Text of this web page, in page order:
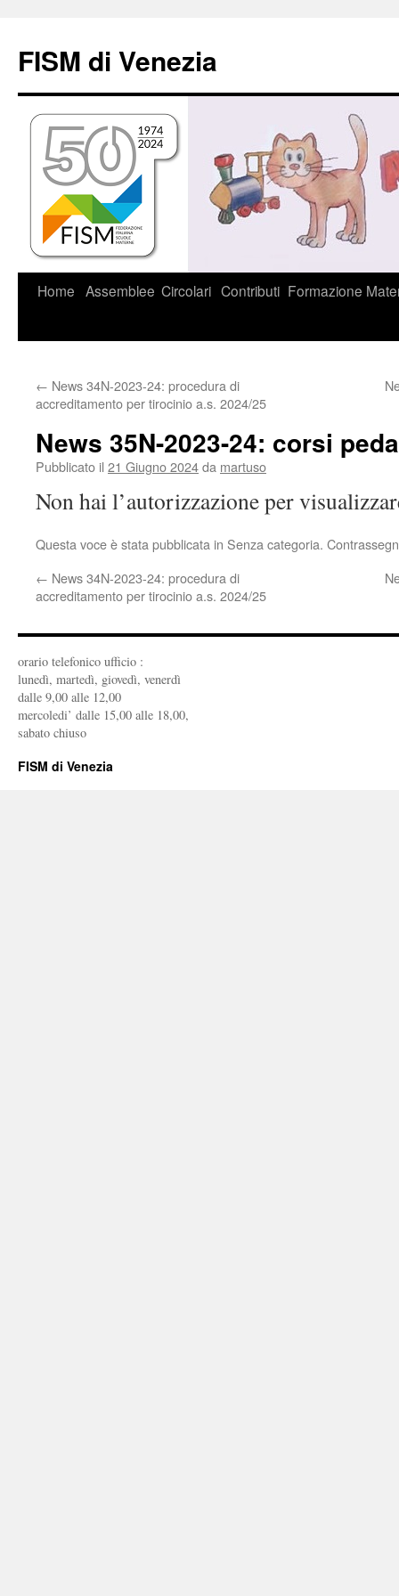
contenuto
FISM di Venezia
Home Assemblee Circolari Contributi Formazione
← News 34N-2023-24: procedura di
accreditamento per tirocinio a.s. 2024/25
News 35N-2023-24: corsi
Pubblicato il 21 Giugno 2024da martuso
Non hai l’autorizzazione per
Questa voce è stata pubblicata in Senza categoria.
← News 34N-2023-24: procedura di
accreditamento per tirocinio a.s. 2024/25
orario telefonico ufficio :
lunedì, martedì, giovedì, venerdì
dalle 9,00 alle 12,00
mercoledi’ dalle 15,00 alle 18,00,
sabato chiuso
FISM di Venezia